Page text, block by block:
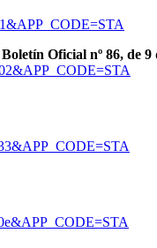
Oficial nº 86, de 9